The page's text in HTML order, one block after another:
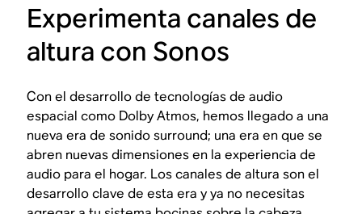
Experimenta canales de
altura con Sonos
Con el desarrollo de tecnologías de audio
espacial como Dolby Atmos, hemos llegado a una
nueva era de sonido surround; una era en que se
abren nuevas dimensiones en la experiencia de
audio para el hogar. Los canales de altura son el
desarrollo clave de esta era y ya no necesitas